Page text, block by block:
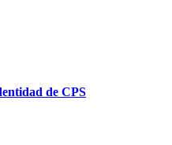
de CPS